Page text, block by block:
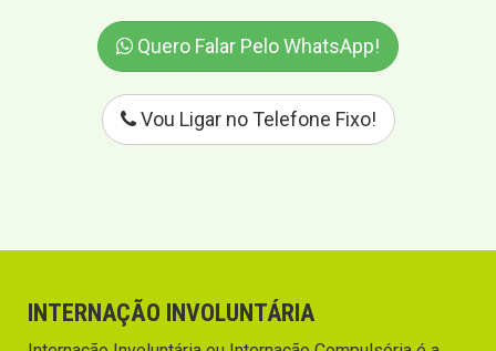
Quero Falar Pelo WhatsApp!
Vou Ligar no Telefone Fixo!
INTERNAÇÃO INVOLUNTÁRIA